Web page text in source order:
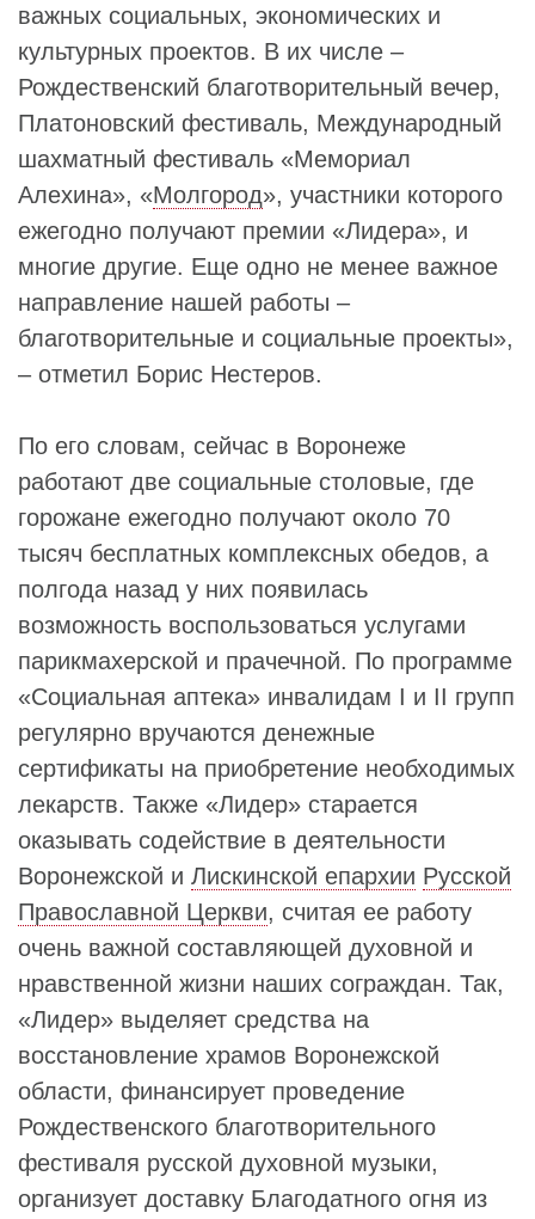
важных социальных, экономических и
культурных проектов. В их числе –
Рождественский благотворительный вечер,
Платоновский фестиваль, Международный
шахматный фестиваль «Мемориал
Алехина», «Молгород», участники которого
ежегодно получают премии «Лидера», и
многие другие. Еще одно не менее важное
направление нашей работы –
благотворительные и социальные проекты»,
– отметил Борис Нестеров.
По его словам, сейчас в Воронеже
работают две социальные столовые, где
горожане ежегодно получают около 70
тысяч бесплатных комплексных обедов, а
полгода назад у них появилась
возможность воспользоваться услугами
парикмахерской и прачечной. По программе
«Социальная аптека» инвалидам I и II групп
регулярно вручаются денежные
сертификаты на приобретение необходимых
лекарств. Также «Лидер» старается
оказывать содействие в деятельности
Воронежской и Лискинской епархии Русской
Православной Церкви, считая ее работу
очень важной составляющей духовной и
нравственной жизни наших сограждан. Так,
«Лидер» выделяет средства на
восстановление храмов Воронежской
области, финансирует проведение
Рождественского благотворительного
фестиваля русской духовной музыки,
организует доставку Благодатного огня из